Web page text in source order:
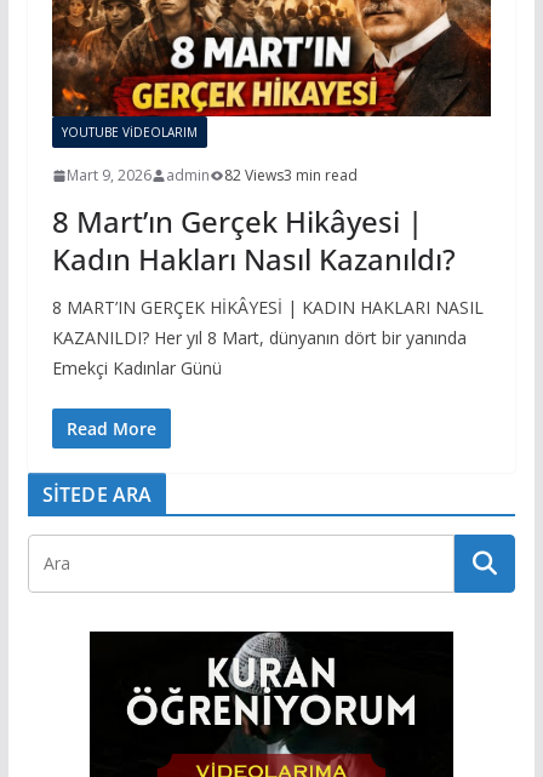
YOUTUBE VİDEOLARIM
Mart 9, 2026 admin 82 Views3 min read
8 Mart’ın Gerçek Hikâyesi |
Kadın Hakları Nasıl Kazanıldı?
8 MART’IN GERÇEK HİKÂYESİ | KADIN HAKLARI NASIL
KAZANILDI? Her yıl 8 Mart, dünyanın dört bir yanında
Emekçi Kadınlar Günü
Read More
SİTEDE ARA